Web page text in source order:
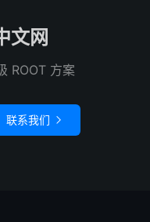
文网
ROOT 方案
联系我们 